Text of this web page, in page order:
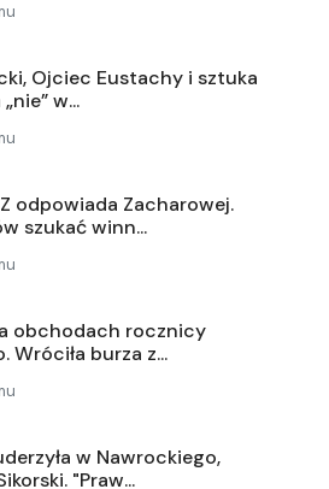
Ojciec Eustachy i sztuka
w...
odpowiada Zacharowej.
szukać winn...
obchodach rocznicy
Wróciła burza z...
w Nawrockiego,
"Praw...